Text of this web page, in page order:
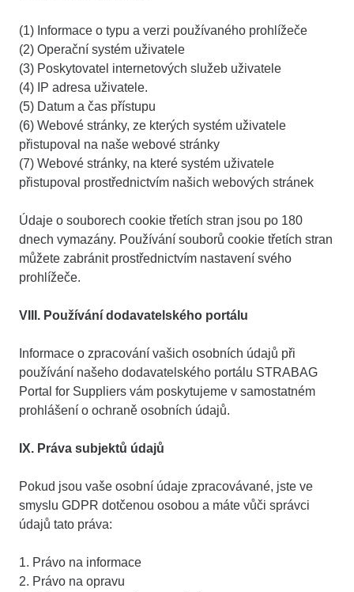
(1) Informace o typu a verzi používaného prohlížeče
(2) Operační systém uživatele
(3) Poskytovatel internetových služeb uživatele
(4) IP adresa uživatele.
(5) Datum a čas přístupu
(6) Webové stránky, ze kterých systém uživatele
přistupoval na naše webové stránky
(7) Webové stránky, na které systém uživatele
přistupoval prostřednictvím našich webových stránek
Údaje o souborech cookie třetích stran jsou po 180
dnech vymazány. Používání souborů cookie třetích stran
můžete zabránit prostřednictvím nastavení svého
prohlížeče.
VIII. Používání dodavatelského portálu
Informace o zpracování vašich osobních údajů při
používání našeho dodavatelského portálu STRABAG
Portal for Suppliers vám poskytujeme v samostatném
prohlášení o ochraně osobních údajů.
IX. Práva subjektů údajů
Pokud jsou vaše osobní údaje zpracovávané, jste ve
smyslu GDPR dotčenou osobou a máte vůči správci
údajů tato práva:
1. Právo na informace
2. Právo na opravu